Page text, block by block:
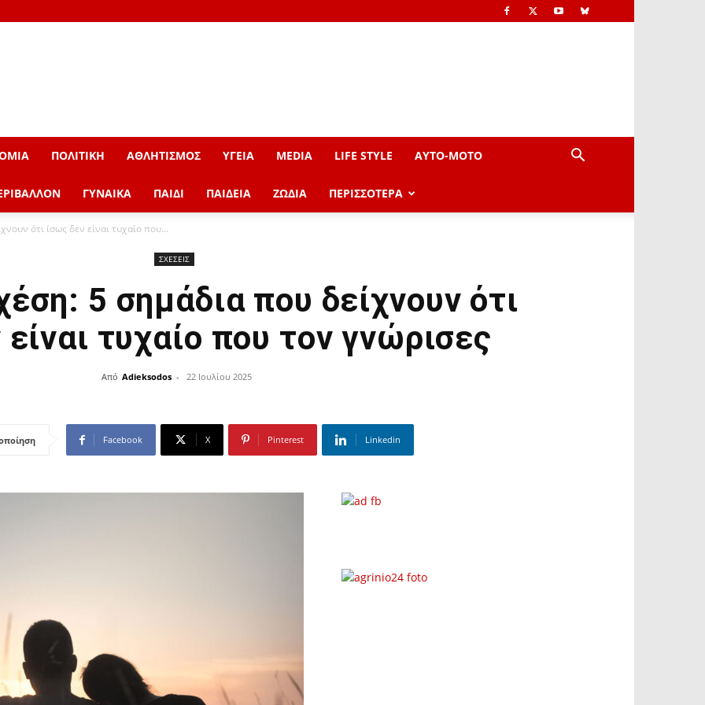
ΠΟΛΙΤΙΚΗ ΑΘΛΗΤΙΣΜΟΣ ΥΓΕΙΑ MEDIA LIFE STYLE AYTO-ΜOTO
ΓΥΝΑΙΚΑ ΠΑΙΔΙ ΠΑΙΔΕΙΑ ΖΩΔΙΑ ΠΕΡΙΣΣΟΤΕΡΑ
ότι ίσως δεν είναι τυχαίο που...
ΣΧΕΣΕΙΣ
5 σημάδια που δείχνουν ότι
τυχαίο που τον γνώρισες
Από Adieksodos - 22 Ιουλίου 2025
Facebook X Pinterest Linkedin